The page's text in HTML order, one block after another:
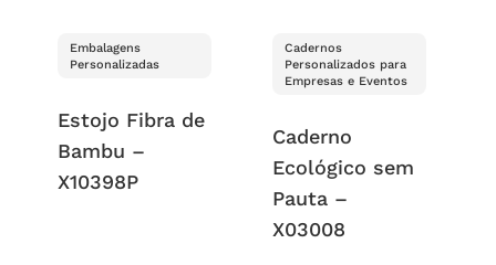
Embalagens
Personalizadas
Estojo Fibra de
Bambu –
X10398P
Cadernos
Personalizados para
Empresas e Eventos
Caderno
Ecológico sem
Pauta –
X03008